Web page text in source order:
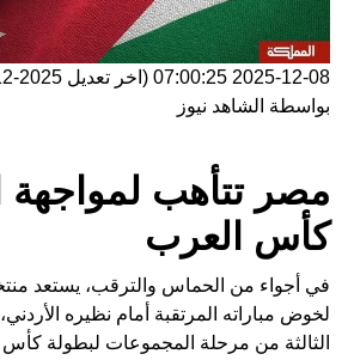
2025-12-08 07:00:25 (اخر تعديل 2025-12-08 07:00:25
بواسطة الشاهد نيوز
مصر تتأهب لمواجهة
كأس العرب
في أجواء من الحماس والترقب، يستعد
لخوض مباراته المرتقبة أمام نظيره
الثالثة من مرحلة المجموعات لبطولة